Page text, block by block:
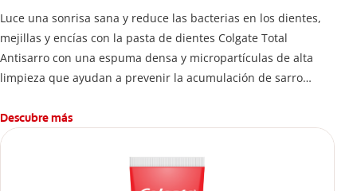
Luce una sonrisa sana y reduce las bacterias en los dientes,
mejillas y encías con la pasta de dientes Colgate Total
Antisarro con una espuma densa y micropartículas de alta
limpieza que ayudan a prevenir la acumulación de sarro
Descubre más